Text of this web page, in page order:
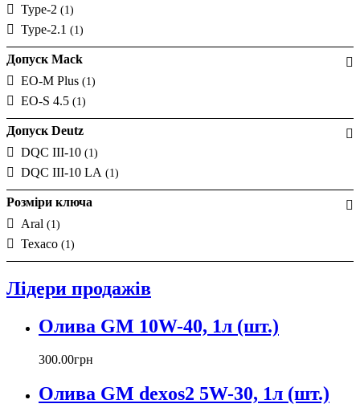
Type-2 (1)
Type-2.1 (1)
Допуск Mack
EO-M Plus (1)
EO-S 4.5 (1)
Допуск Deutz
DQC III-10 (1)
DQC III-10 LA (1)
Розміри ключа
Aral (1)
Texaco (1)
Лідери продажів
Олива GM 10W-40, 1л (шт.)
300.00грн
Олива GM dexos2 5W-30, 1л (шт.)